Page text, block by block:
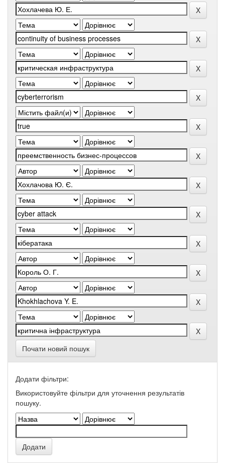
Почати новий пошук
Додати фільтри:
Використовуйте фільтри для уточнення результатів
пошуку.